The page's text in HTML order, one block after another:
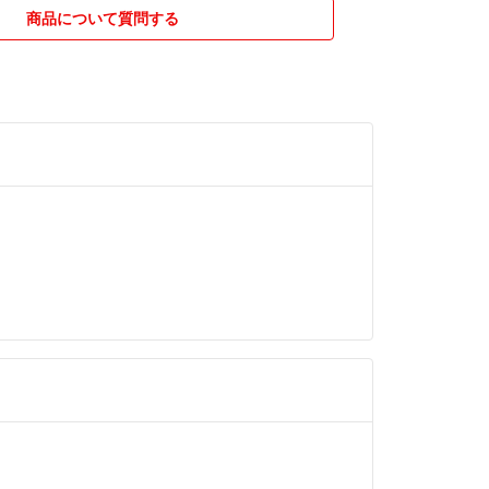
しか出品していませんので
入の事前確認は不要です。
、取引画面での
メントでお教えいただけますと、よりスムーズに
商品について質問する